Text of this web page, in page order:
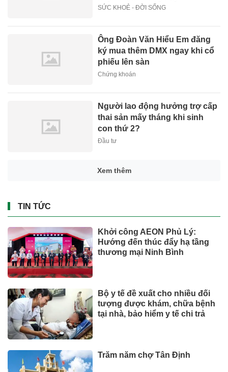
SỨC KHOẺ - ĐỜI SỐNG
Ông Đoàn Văn Hiểu Em đăng
ký mua thêm DMX ngay khi cổ
phiếu lên sàn
Chứng khoán
Người lao động hưởng trợ cấp
thai sản mấy tháng khi sinh
con thứ 2?
Đầu tư
Xem thêm
TIN TỨC
Khởi công AEON Phủ Lý:
Hướng đến thúc đẩy hạ tầng
thương mại Ninh Bình
Bộ y tế đề xuất cho nhiều đối
tượng được khám, chữa bệnh
tại nhà, bảo hiểm y tế chi trả
Trăm năm chợ Tân Định